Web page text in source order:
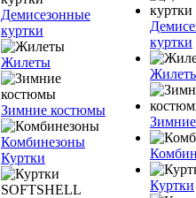
Демисезонные
куртки
Жилеты
Зимние костюмы
Комбинезоны
Куртки
куртки
Куртки